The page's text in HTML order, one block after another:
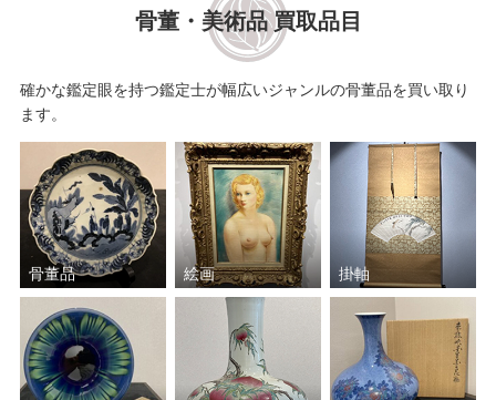
ミッシェル・ドラクロワ
寺井 重三
井口 由多可 栗原 喜依子
塗師 祥一郎 マリー・ローランサン
織田 廣喜 グスタフ・クリムト
前川 強
骨董・美術品 買取品目
確かな鑑定眼を持つ鑑定士が幅広いジャンルの骨董品を買い取り
ます。
骨董品 絵画 掛軸